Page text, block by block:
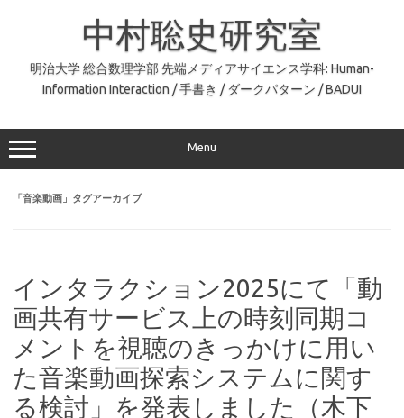
中村聡史研究室
明治大学 総合数理学部 先端メディアサイエンス学科: Human-
Information Interaction / 手書き / ダークパターン / BADUI
Menu
「音楽動画 」タグアーカイブ
インタラクション2025にて「動
画共有サービス上の時刻同期コ
メントを視聴のきっかけに用い
た音楽動画探索システムに関す
る検討」を発表しました（木下